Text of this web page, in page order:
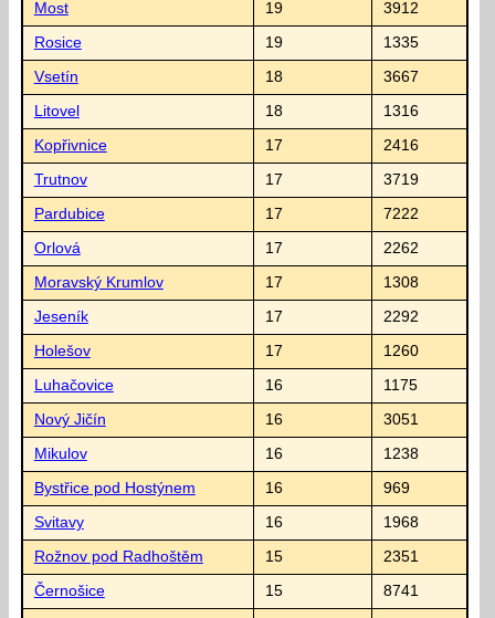
Most 19 3912
Rosice 19 1335
Vsetín 18 3667
Litovel 18 1316
Kopřivnice 17 2416
Trutnov 17 3719
Pardubice 17 7222
Orlová 17 2262
Moravský Krumlov 17 1308
Jeseník 17 2292
Holešov 17 1260
Luhačovice 16 1175
Nový Jičín 16 3051
Mikulov 16 1238
Bystřice pod Hostýnem 16 969
Svitavy 16 1968
Rožnov pod Radhoštěm 15 2351
Černošice 15 8741